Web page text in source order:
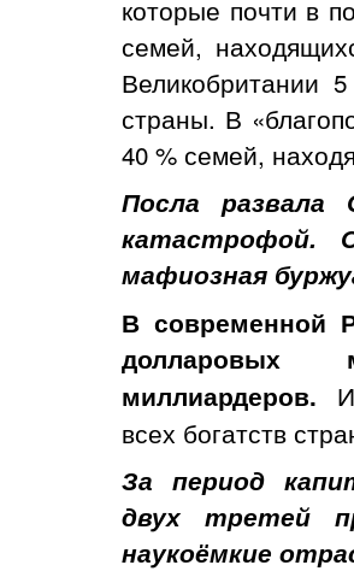
которые почти в
семей,
Великобритании
страны. В
40 % семей,
Посла развала
катастрофой.
мафиозная
В современной
миллиардеров.
всех богатств
За период
двух третей
наукоёмкие